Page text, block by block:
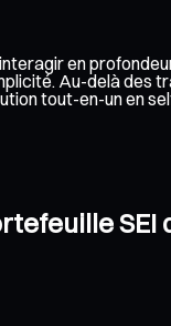
en
Au-delà des
tout-en-un en